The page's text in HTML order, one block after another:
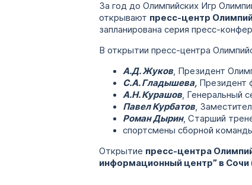
За год до Олимпийских Игр
открывают пресс-центр
запланирована серия пресс-
В открытии пресс-центра
А.Д. Жуков, Президент
С.А. Гладышева, Президент
А.Н. Курашов, Генеральный
Павел Курбатов,
Роман Дырин, Старший
спортсмены сборной
Открытие пресс-центра
информационный центр” в Сочи